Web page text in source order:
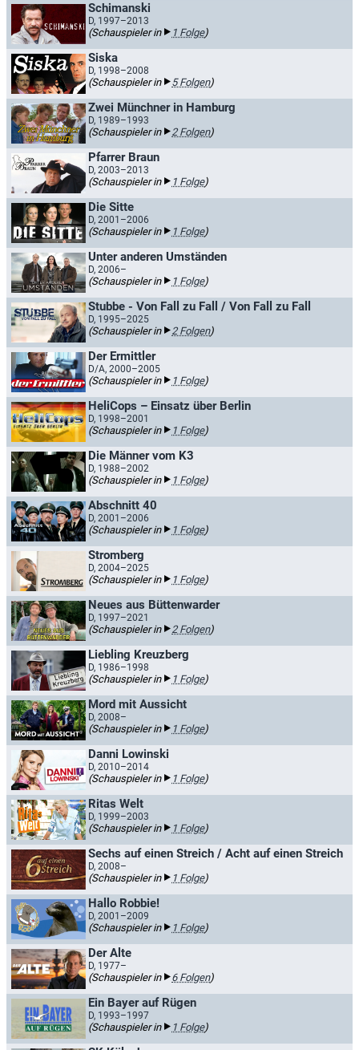
Schimanski
D, 1997–2013
(Schauspieler in 1 Folge)
Siska
D, 1998–2008
(Schauspieler in 5 Folgen)
Zwei Münchner in Hamburg
D, 1989–1993
(Schauspieler in 2 Folgen)
Pfarrer Braun
D, 2003–2013
(Schauspieler in 1 Folge)
Die Sitte
D, 2001–2006
(Schauspieler in 1 Folge)
Unter anderen Umständen
D, 2006–
(Schauspieler in 1 Folge)
Stubbe - Von Fall zu Fall / Von Fall zu Fall
D, 1995–2025
(Schauspieler in 2 Folgen)
Der Ermittler
D/A, 2000–2005
(Schauspieler in 1 Folge)
HeliCops – Einsatz über Berlin
D, 1998–2001
(Schauspieler in 1 Folge)
Die Männer vom K3
D, 1988–2002
(Schauspieler in 1 Folge)
Abschnitt 40
D, 2001–2006
(Schauspieler in 1 Folge)
Stromberg
D, 2004–2025
(Schauspieler in 1 Folge)
Neues aus Büttenwarder
D, 1997–2021
(Schauspieler in 2 Folgen)
Liebling Kreuzberg
D, 1986–1998
(Schauspieler in 1 Folge)
Mord mit Aussicht
D, 2008–
(Schauspieler in 1 Folge)
Danni Lowinski
D, 2010–2014
(Schauspieler in 1 Folge)
Ritas Welt
D, 1999–2003
(Schauspieler in 1 Folge)
Sechs auf einen Streich / Acht auf einen Streich
D, 2008–
(Schauspieler in 1 Folge)
Hallo Robbie!
D, 2001–2009
(Schauspieler in 1 Folge)
Der Alte
D, 1977–
(Schauspieler in 6 Folgen)
Ein Bayer auf Rügen
D, 1993–1997
(Schauspieler in 1 Folge)